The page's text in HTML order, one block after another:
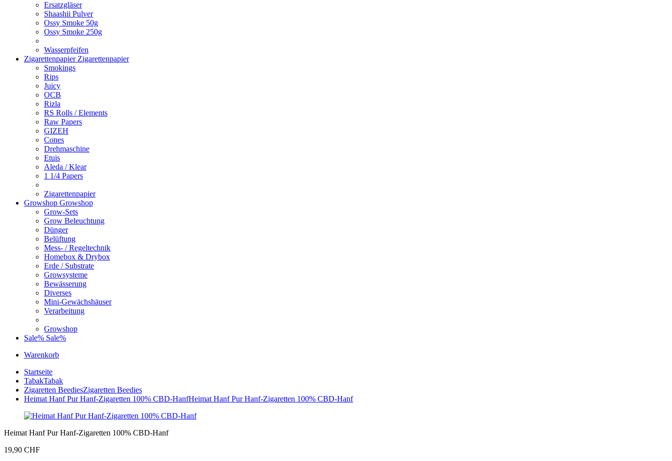
Ersatzgläser
Shaashii Pulver
Ossy Smoke 50g
Ossy Smoke 250g
Wasserpfeifen
Zigarettenpapier Zigarettenpapier
Smokings
Rips
Juicy
OCB
Rizla
RS Rolls / Elements
Raw Papers
GIZEH
Cones
Drehmaschine
Etuis
Aleda / Klear
1 1/4 Papers
Zigarettenpapier
Growshop Growshop
Grow-Sets
Grow Beleuchtung
Dünger
Belüftung
Mess- / Regeltechnik
Homebox & Drybox
Erde / Substrate
Growsysteme
Bewässerung
Diverses
Mini-Gewächshäuser
Verarbeitung
Growshop
Sale% Sale%
Warenkorb
Startseite
TabakTabak
Zigaretten BeediesZigaretten Beedies
Heimat Hanf Pur Hanf-Zigaretten 100% CBD-HanfHeimat Hanf Pur Hanf-Zigaretten 100% CBD-Hanf
Heimat Hanf Pur Hanf-Zigaretten 100% CBD-Hanf
19,90 CHF